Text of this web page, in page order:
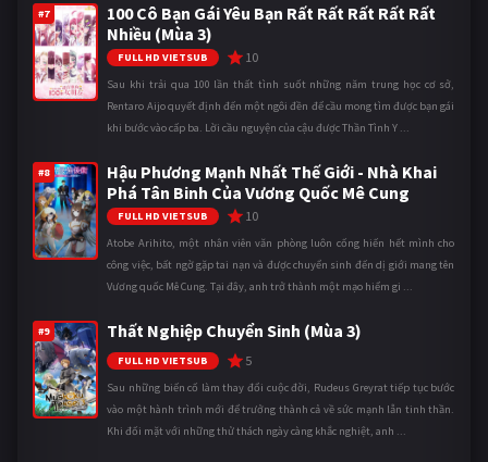
#7
100 Cô Bạn Gái Yêu Bạn Rất Rất Rất Rất Rất
Nhiều (Mùa 3)
FULL HD VIETSUB 10
Sau khi trải qua 100 lần thất tình suốt những năm trung học cơ sở,
Rentaro Aijo quyết định đến một ngôi đền để cầu mong tìm được bạn gái
khi bước vào cấp ba. Lời cầu nguyện của cậu được Thần Tình Y ...
#8
Hậu Phương Mạnh Nhất Thế Giới - Nhà Khai
Phá Tân Binh Của Vương Quốc Mê Cung
FULL HD VIETSUB 10
Atobe Arihito, một nhân viên văn phòng luôn cống hiến hết mình cho
công việc, bất ngờ gặp tai nạn và được chuyển sinh đến dị giới mang tên
Vương quốc Mê Cung. Tại đây, anh trở thành một mạo hiểm gi ...
#9 Thất Nghiệp Chuyển Sinh (Mùa 3)
FULL HD VIETSUB 5
Sau những biến cố làm thay đổi cuộc đời, Rudeus Greyrat tiếp tục bước
vào một hành trình mới để trưởng thành cả về sức mạnh lẫn tinh thần.
Khi đối mặt với những thử thách ngày càng khắc nghiệt, anh ...